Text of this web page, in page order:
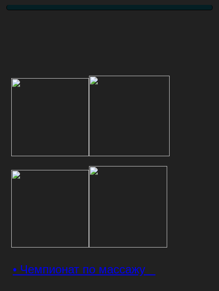
• Чемпионат по массажу